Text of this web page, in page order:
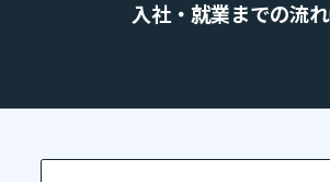
入社・就業までの流れ